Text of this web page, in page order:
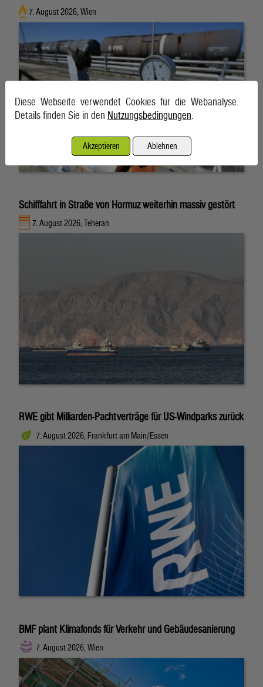
7. August 2026, Wien
Schifffahrt in Straße von Hormuz weiterhin massiv gestört
7. August 2026, Teheran
RWE gibt Milliarden-Pachtverträge für US-Windparks zurück
7. August 2026, Frankfurt am Main/Essen
BMF plant Klimafonds für Verkehr und Gebäudesanierung
7. August 2026, Wien
Diese Webseite verwendet Cookies für die Webanalyse.
Details finden Sie in den Nutzungsbedingungen.
Akzeptieren Ablehnen